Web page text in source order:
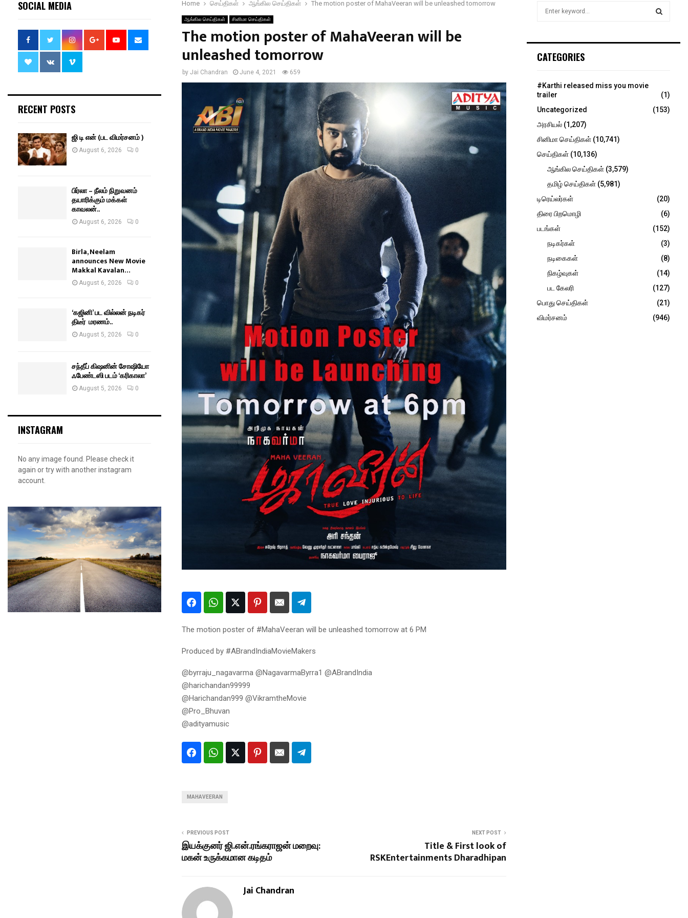
Home செய்திகள் ஆங்கில செய்திகள் The motion poster of MahaVeeran will be unleashed tomorrow
ஆங்கில செய்திகள் சினிமா செய்திகள்
The motion poster of MahaVeeran will be
unleashed tomorrow
by Jai Chandran June 4, 2021 659
The motion poster of #MahaVeeran will be unleashed tomorrow at 6 PM
Produced by #ABrandIndiaMovieMakers
@byrraju_nagavarma @NagavarmaByrra1 @ABrandIndia
@harichandan99999
@Harichandan999 @VikramtheMovie
@Pro_Bhuvan
@adityamusic
MAHAVEERAN
PREVIOUS POST
இயக்குனர் ஜி.என்.ரங்கராஜன் மறைவு:
மகன் உருக்கமான கடிதம்
NEXT POST
Title & First look of
RSKEntertainments Dharadhipan
Jai Chandran
SOCIAL MEDIA
RECENT POSTS
ஜி டி என் (பட விமர்சனம் )
August 6, 2026 0
பிர்லா – நீலம் நிறுவனம்
தயாரிக்கும் மக்கள்
காவலன்..
August 6, 2026 0
Birla, Neelam
announces New Movie
Makkal Kavalan…
August 6, 2026 0
‘கஜினி’ பட வில்லன் நடிகர்
திடீர் மரணம்..
August 5, 2026 0
சந்தீப் கிஷனின் சோஷியோ
ஃபேண்டஸி படம் ‘கரிகாலா’
August 5, 2026 0
INSTAGRAM
No any image found. Please check it
again or try with another instagram
account.
h
o
r
C
CATEGORIES
#Karthi released miss you movie
trailer
(1)
Uncategorized
(153)
அரசியல் (1,207)
சினிமா செய்திகள் (10,741)
செய்திகள் (10,136)
ஆங்கில செய்திகள் (3,579)
தமிழ் செய்திகள் (5,981)
டிரெய்லர்கள்
(20)
திரை பிறமொழி
(6)
படங்கள்
(152)
நடிகர்கள்
(3)
நடிகைகள்
(8)
நிகழ்வுகள்
(14)
பட கேலரி
(127)
பொது செய்திகள்
(21)
விமர்சனம்
(946)